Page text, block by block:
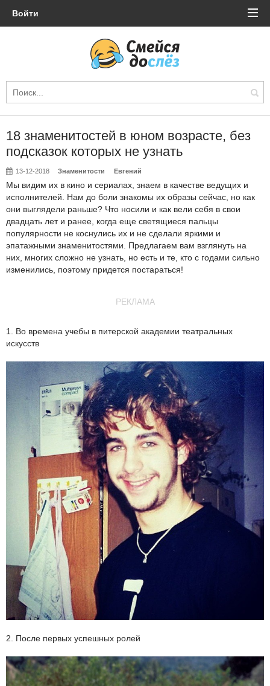
Войти
18 знаменитостей в юном возрасте, без
подсказок которых не узнать
13-12-2018 Знаменитости Евгений
Мы видим их в кино и сериалах, знаем в качестве ведущих и
исполнителей. Нам до боли знакомы их образы сейчас, но как
они выглядели раньше? Что носили и как вели себя в свои
двадцать лет и ранее, когда еще светящиеся пальцы
популярности не коснулись их и не сделали яркими и
эпатажными знаменитостями. Предлагаем вам взглянуть на
них, многих сложно не узнать, но есть и те, кто с годами сильно
изменились, поэтому придется постараться!
РЕКЛАМА
1. Во времена учебы в питерской академии театральных
искусств
2. После первых успешных ролей